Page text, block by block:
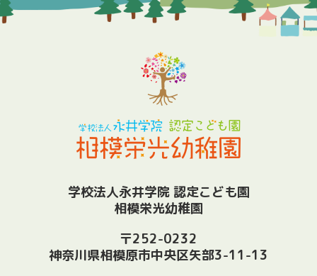
学校法人永井学院 認定こども園
相模栄光幼稚園
〒252-0232
神奈川県相模原市中央区矢部3-11-13